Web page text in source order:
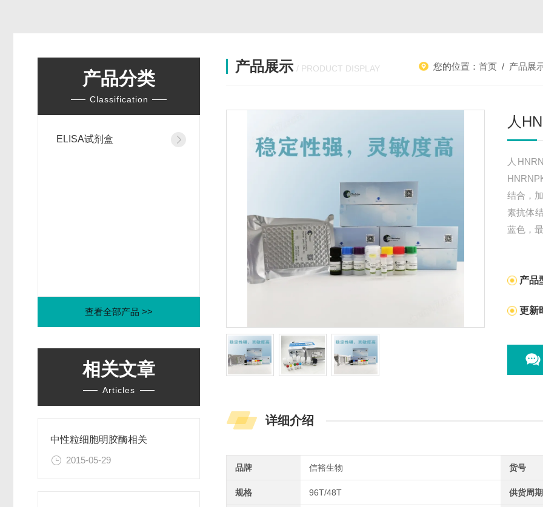
产品分类
Classification
ELISA试剂盒
查看全部产品 >>
相关文章
Articles
中性粒细胞明胶酶相关
2015-05-29
产品展示 / PRODUCT DISPLAY 您的位置：首页 / 产品展
人
人
结合，
素抗体
蓝色，
产品
更新
详细介绍
品牌 信裕生物 货号
规格 96T/48T 供货周期